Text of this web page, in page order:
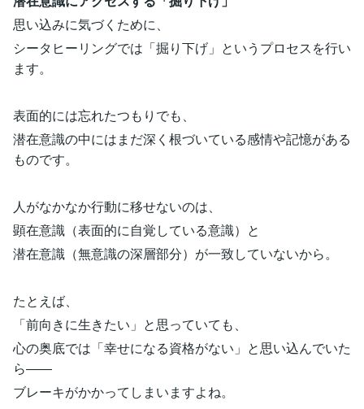
思い込みに気づくために、
シータヒーリングでは「掘り下げ」というプロセスを行い
ます。
表面的には忘れたつもりでも、
潜在意識の中にはまだ深く根づいている感情や記憶がある
ものです。
人がなかなか行動に移せないのは、
顕在意識（表面的に自覚している意識）と
潜在意識（無意識の深層部分）が一致していないから。
たとえば、
「前向きに生きたい」と思っていても、
心の奥底では「幸せになる資格がない」と思い込んでいた
ら――
ブレーキがかかってしまいますよね。